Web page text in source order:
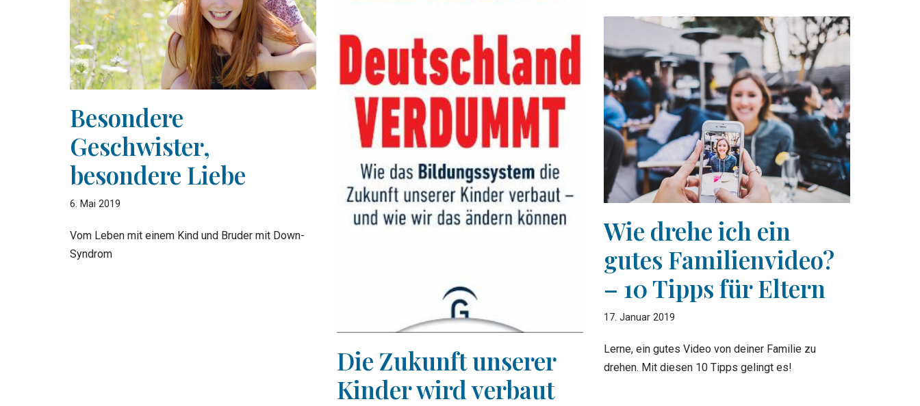
Die Zukunft unserer
Kinder wird verbaut
Besondere
Geschwister,
besondere Liebe
6. Mai 2019
Vom Leben mit einem Kind und Bruder mit Down-
Syndrom
Wie drehe ich ein
gutes Familienvideo?
– 10 Tipps für Eltern
17. Januar 2019
Lerne, ein gutes Video von deiner Familie zu
drehen. Mit diesen 10 Tipps gelingt es!